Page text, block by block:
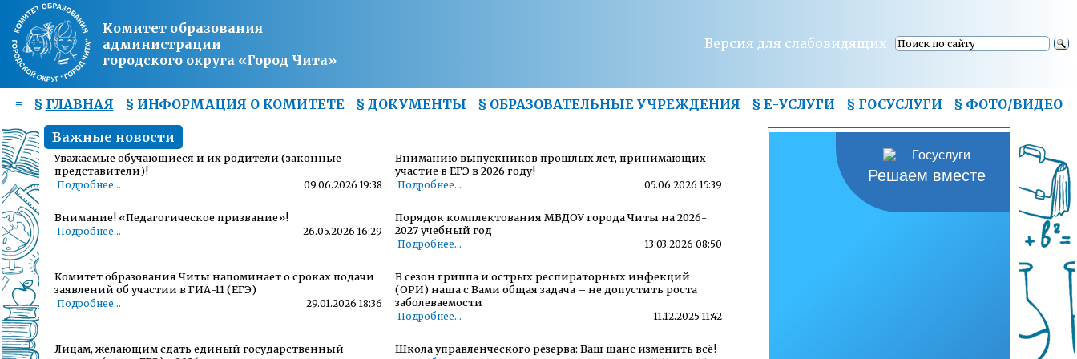
Комитет образования
администрации
городского округа «Город Чита»
Версия для слабовидящих
≡ § ГЛАВНАЯ § ИНФОРМАЦИЯ О КОМИТЕТЕ § ДОКУМЕНТЫ § ОБРАЗОВАТЕЛЬНЫЕ УЧРЕЖДЕНИЯ § Е-УСЛУГИ § ГОСУСЛУГИ § ФОТО/ВИДЕО
Важные новости
Уважаемые обучающиеся и их родители (законные
представители)!
Подробнее... 09.06.2026 19:38
Вниманию выпускников прошлых лет, принимающих
участие в ЕГЭ в 2026 году!
Подробнее... 05.06.2026 15:39
Внимание! «Педагогическое призвание»!
Подробнее... 26.05.2026 16:29
Порядок комплектования МБДОУ города Читы на 2026-
2027 учебный год
Подробнее... 13.03.2026 08:50
Комитет образования Читы напоминает о сроках подачи
заявлений об участии в ГИА-11 (ЕГЭ)
Подробнее... 29.01.2026 18:36
В сезон гриппа и острых респираторных инфекций
(ОРИ) наша с Вами общая задача – не допустить роста
заболеваемости
Подробнее... 11.12.2025 11:42
Лицам, желающим сдать единый государственный
Школа управленческого резерва: Ваш шанс изменить всё!
Решаем вместе